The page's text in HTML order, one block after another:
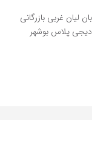
لیان غربی بازرگانی
پلاس بوشهر